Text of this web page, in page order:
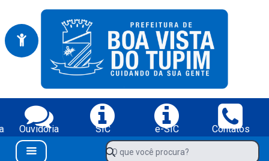
Portal da Prefeitura Municipal de Boa Vista do Tupim-BA
Serviços da Prefeitura Municipal de Boa Vista do Tupim-BA;
Ouvidoria SIC e-SIC
Contatos
Navegue pelo portal da Prefeitura de Boa Vista do Tupim-BA
O que você procura?